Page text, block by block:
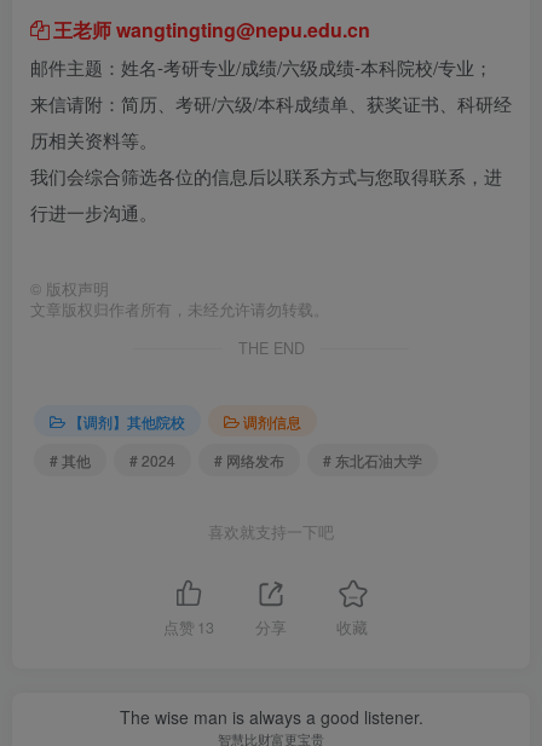
王老师 wangtingting@nepu.edu.cn
邮件主题：姓名-考研专业/成绩/六级成绩-本科院校/专业；
来信请附：简历、考研/六级/本科成绩单、获奖证书、科研经
历相关资料等。
我们会综合筛选各位的信息后以联系方式与您取得联系，进
行进一步沟通。
© 版权声明
文章版权归作者所有，未经允许请勿转载。
THE END
【调剂】其他院校
调剂信息
# 其他
# 2024 # 网络发布 # 东北石油大学
喜欢就支持一下吧
点赞 13 分享 收藏
The wise man is always a good listener.
智慧比财富更宝贵